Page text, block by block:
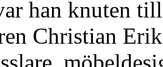
han knuten
Christian